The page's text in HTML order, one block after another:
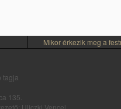
Mikor érkezik meg a
tagja
135.
Uliczki Vencel